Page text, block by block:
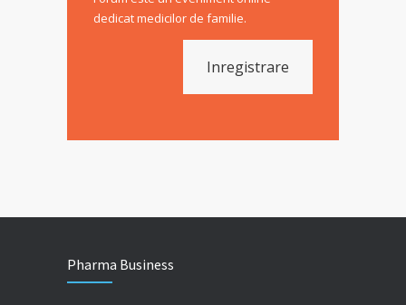
dedicat medicilor de familie.
Inregistrare
Pharma Business